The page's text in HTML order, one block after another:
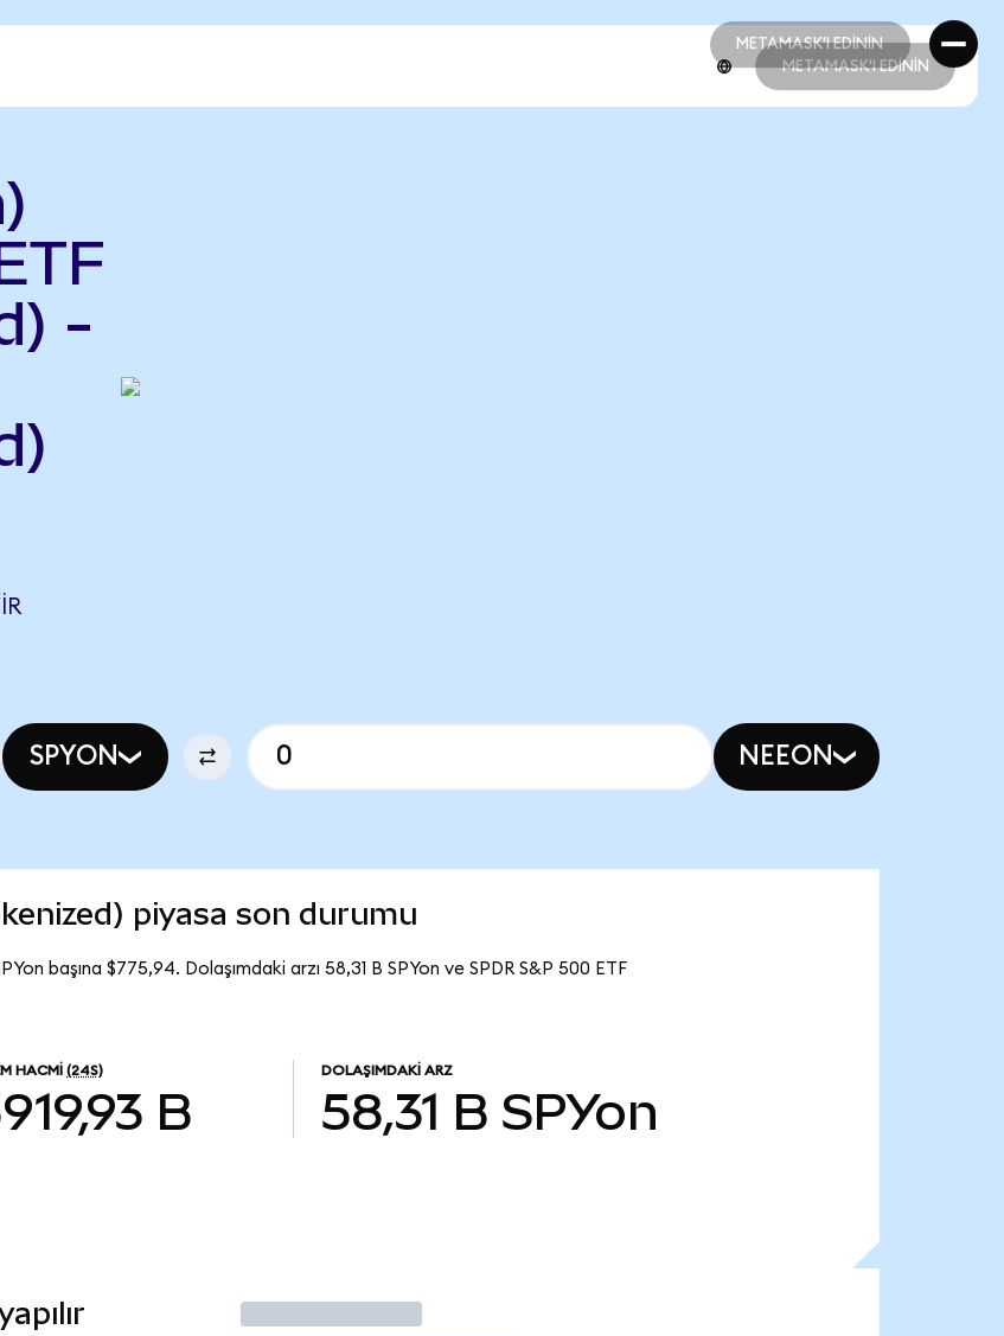
METAMASK'I EDİNİN
METAMASK'I EDİNİN
METAMASK'I EDİNİN
-
SPYON NEEON
piyasa son durumu
başına $775,94. Dolaşımdaki arzı 58,31 B SPYon ve SPDR S&P 500 ETF
HACMI (24S)
B
DOLAŞIMDAKI ARZ
58,31 B SPYon
İşlem Yap